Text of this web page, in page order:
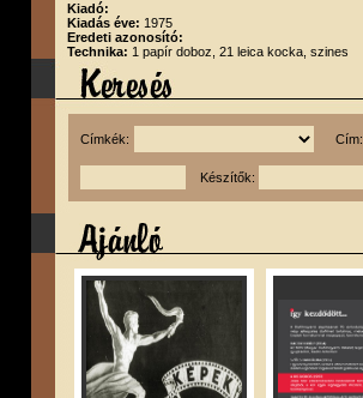
Kiadó:
Kiadás éve: 1975
Eredeti azonosító:
Technika: 1 papír doboz, 21 leica kocka, szines
Címkék: Cím:
Készítők: